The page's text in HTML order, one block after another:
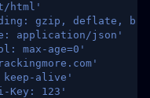
html'
gzip, deflate,
application/json'
max-age=0'
keep-alive'
Key: 123'